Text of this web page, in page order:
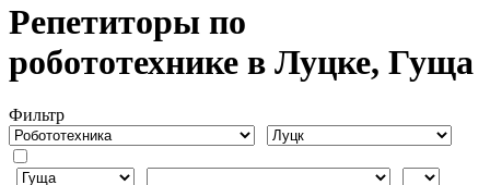
Репетиторы по
робототехнике в Луцке, Гуща
Фильтр